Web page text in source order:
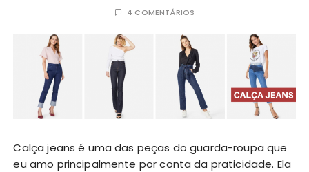
4 COMENTÁRIOS
Calça jeans é uma das peças do guarda-roupa que
eu amo principalmente por conta da praticidade. Ela